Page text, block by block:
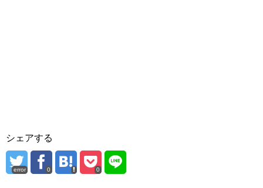
シェアする
error 0 0